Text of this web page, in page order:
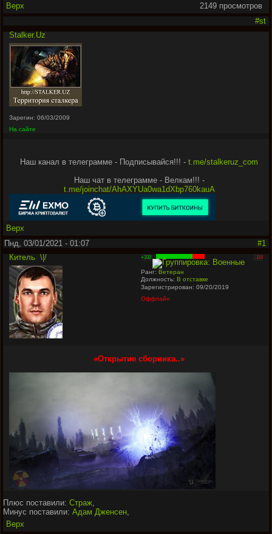
Верх
2149 просмотров
#st
Stalker.Uz
Зарегин: 06/03/2009
На сайте
Наш канал в телеграмме - Подписывайся!!! - t.me/stalkeruz_com
Наш чат в телеграмме - Велкам!!! -
t.me/joinchat/AhAXYUa0wa1dXbp760kauA
Верх
Пнд, 03/01/2021 - 01:07
#1
Китель \|/ +332 -114
Ранг:Ветеран
Должность:В отставке
Зарегистрирован: 09/20/2019
Оффлайн
«Открытие сборника..»
Плюс поставили: Страж,
Минус поставили: Адам Дженсен,
Верх